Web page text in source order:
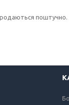
поштучно.